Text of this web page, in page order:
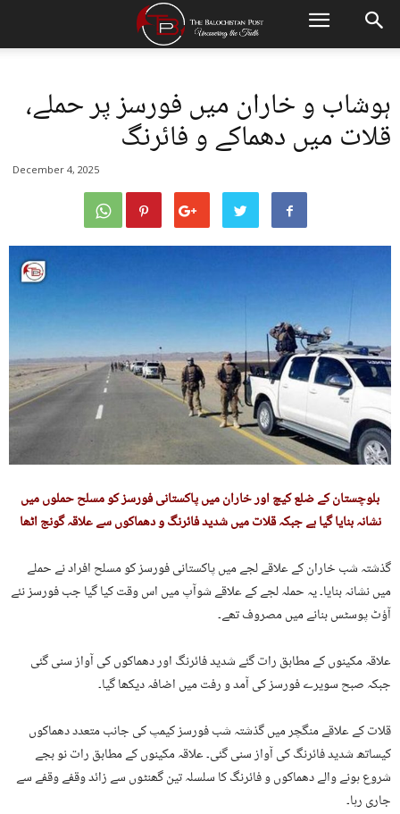
ہوشاب و خاران میں فورسز پر حملے،
قلات میں دھماکے و فائرنگ
December 4, 2025
بلوچستان کے ضلع کیچ اور خاران میں پاکستانی فورسز کو مسلح حملوں میں
نشانہ بنایا گیا ہے جبکہ قلات میں شدید فائرنگ و دھماکوں سے علاقہ گونج اٹھا
گذشتہ شب خاران کے علاقے لجے میں پاکستانی فورسز کو مسلح افراد نے حملے
میں نشانہ بنایا۔ یہ حملہ لجے کے علاقے شوآپ میں اس وقت کیا گیا جب فورسز نئے
آؤٹ پوسٹس بنانے میں مصروف تھے۔
علاقہ مکینوں کے مطابق رات گئے شدید فائرنگ اور دھماکوں کی آواز سنی گئی
جبکہ صبح سویرے فورسز کی آمد و رفت میں اضافہ دیکھا گیا۔
قلات کے علاقے منگچر میں گذشتہ شب فورسز کیمپ کی جانب متعدد دھماکوں
کیساتھ شدید فائرنگ کی آواز سنی گئی۔ علاقہ مکینوں کے مطابق رات نو بجے
شروع ہونے والے دھماکوں و فائرنگ کا سلسلہ تین گھنٹوں سے زائد وقفے وقفے سے
جاری رہا۔